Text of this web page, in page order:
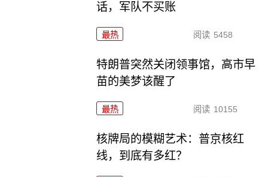
话，军队不买账
最热 阅读 5458
特朗普突然关闭领事馆，高市早
苗的美梦该醒了
最热 阅读 10155
核牌局的模糊艺术：普京核红
线，到底有多红？